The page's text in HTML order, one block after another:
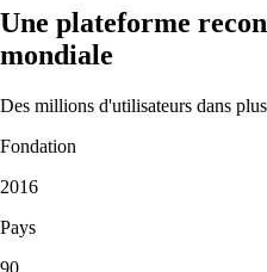
Une plateforme
mondiale
Des millions d'utilisateurs dans
Fondation
2016
Pays
90